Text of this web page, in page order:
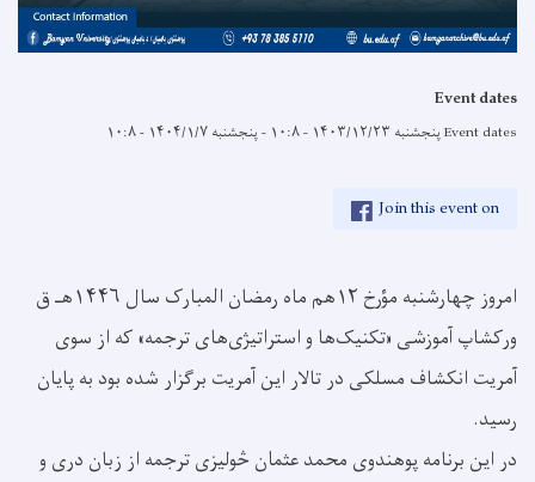
Event dates
Event datesپنجشنبه ۱۴۰۳/۱۲/۲۳ - ۱۰:۸ -پنجشنبه ۱۴۰۴/۱/۷ - ۱۰:۸
Join this event on
امروز چهارشنبه مؤرخ ۱۲هم ماه رمضان المبارک سال ۱۴۴۶هـ ق
ورکشاپ آموزشی «تکنیک‌ها و استراتیژی‌های ترجمه» که از سوی
آمریت انکشاف مسلکی در تالار این آمریت برگزار شده بود به پایان
رسید.
در این برنامه پوهندوی محمد عثمان څولیزی ترجمه از زبان دری و